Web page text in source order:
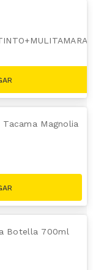
Magnolia
Botella 700ml